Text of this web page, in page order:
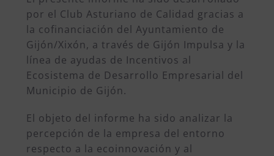
por el Club Asturiano de Calidad gracias a
la cofinanciación del Ayuntamiento de
Gijón/Xixón, a través de Gijón Impulsa y la
línea de ayudas de Incentivos al
Ecosistema de Desarrollo Empresarial del
Municipio de Gijón.
El objeto del informe ha sido analizar la
percepción de la empresa del entorno
respecto a la ecoinnovación y al